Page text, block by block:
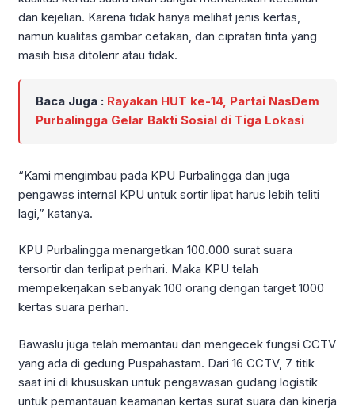
dan kejelian. Karena tidak hanya melihat jenis kertas,
namun kualitas gambar cetakan, dan cipratan tinta yang
masih bisa ditolerir atau tidak.
Baca Juga : Rayakan HUT ke-14, Partai NasDem
Purbalingga Gelar Bakti Sosial di Tiga Lokasi
“Kami mengimbau pada KPU Purbalingga dan juga
pengawas internal KPU untuk sortir lipat harus lebih teliti
lagi,” katanya.
KPU Purbalingga menargetkan 100.000 surat suara
tersortir dan terlipat perhari. Maka KPU telah
mempekerjakan sebanyak 100 orang dengan target 1000
kertas suara perhari.
Bawaslu juga telah memantau dan mengecek fungsi CCTV
yang ada di gedung Puspahastam. Dari 16 CCTV, 7 titik
saat ini di khususkan untuk pengawasan gudang logistik
untuk pemantauan keamanan kertas surat suara dan kinerja